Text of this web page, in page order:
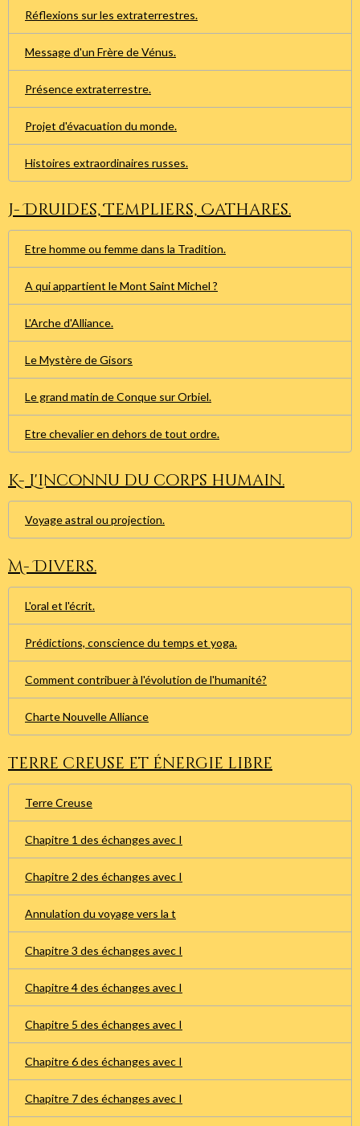
Réflexions sur les extraterrestres.
Message d'un Frère de Vénus.
Présence extraterrestre.
Projet d'évacuation du monde.
Histoires extraordinaires russes.
J- Druides, Templiers, Cathares.
Etre homme ou femme dans la Tradition.
A qui appartient le Mont Saint Michel ?
L'Arche d'Alliance.
Le Mystère de Gisors
Le grand matin de Conque sur Orbiel.
Etre chevalier en dehors de tout ordre.
K- L'inconnu du corps humain.
Voyage astral ou projection.
M- Divers.
L'oral et l'écrit.
Prédictions, conscience du temps et yoga.
Comment contribuer à l'évolution de l'humanité?
Charte Nouvelle Alliance
Terre creuse et énergie libre
Terre Creuse
Chapitre 1 des échanges avec I
Chapitre 2 des échanges avec I
Annulation du voyage vers la t
Chapitre 3 des échanges avec I
Chapitre 4 des échanges avec I
Chapitre 5 des échanges avec I
Chapitre 6 des échanges avec I
Chapitre 7 des échanges avec I